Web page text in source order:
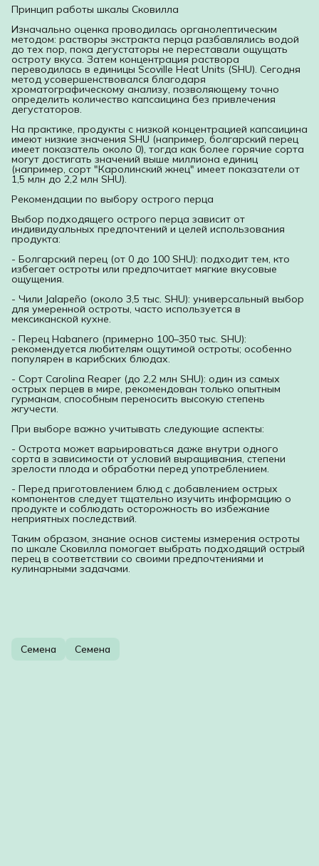
Принцип работы шкалы Сковилла
Изначально оценка проводилась органолептическим
методом: растворы экстракта перца разбавлялись водой
до тех пор, пока дегустаторы не переставали ощущать
остроту вкуса. Затем концентрация раствора
переводилась в единицы Scoville Heat Units (SHU). Сегодня
метод усовершенствовался благодаря
хроматографическому анализу, позволяющему точно
определить количество капсаицина без привлечения
дегустаторов.
На практике, продукты с низкой концентрацией капсаицина
имеют низкие значения SHU (например, болгарский перец
имеет показатель около 0), тогда как более горячие сорта
могут достигать значений выше миллиона единиц
(например, сорт "Каролинский жнец" имеет показатели от
1,5 млн до 2,2 млн SHU).
Рекомендации по выбору острого перца
Выбор подходящего острого перца зависит от
индивидуальных предпочтений и целей использования
продукта:
- Болгарский перец (от 0 до 100 SHU): подходит тем, кто
избегает остроты или предпочитает мягкие вкусовые
ощущения.
- Чили Jalapeño (около 3,5 тыс. SHU): универсальный выбор
для умеренной остроты, часто используется в
мексиканской кухне.
- Перец Habanero (примерно 100–350 тыс. SHU):
рекомендуется любителям ощутимой остроты; особенно
популярен в карибских блюдах.
- Сорт Carolina Reaper (до 2,2 млн SHU): один из самых
острых перцев в мире, рекомендован только опытным
гурманам, способным переносить высокую степень
жгучести.
При выборе важно учитывать следующие аспекты:
- Острота может варьироваться даже внутри одного
сорта в зависимости от условий выращивания, степени
зрелости плода и обработки перед употреблением.
- Перед приготовлением блюд с добавлением острых
компонентов следует тщательно изучить информацию о
продукте и соблюдать осторожность во избежание
неприятных последствий.
Таким образом, знание основ системы измерения остроты
по шкале Сковилла помогает выбрать подходящий острый
перец в соответствии со своими предпочтениями и
кулинарными задачами.
Семена Семена